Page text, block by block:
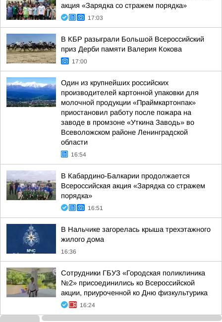
акция «Зарядка со стражем порядка»
17:03
В КБР разыграли Большой Всероссийский
приз Дерби памяти Валерия Кокова
17:00
Один из крупнейших российских
производителей картонной упаковки для
молочной продукции «Праймкартонпак»
приостановил работу после пожара на
заводе в промзоне «Уткина Заводь» во
Всеволожском районе Ленинградской
области
16:54
В Кабардино-Балкарии продолжается
Всероссийская акция «Зарядка со стражем
порядка»
16:51
В Нальчике загорелась крыша трехэтажного
жилого дома
16:36
Сотрудники ГБУЗ «Городская поликлиника
№2» присоединились ко Всероссийской
акции, приуроченной ко Дню физкультурика
16:24